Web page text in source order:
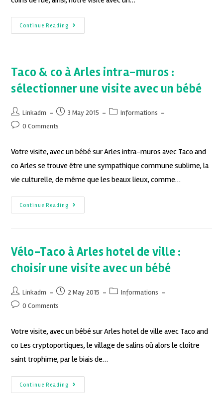
Continue Reading
Taco & co à Arles intra-muros :
sélectionner une visite avec un bébé
Linkadm 3 May 2015
Informations
0 Comments
Votre visite, avec un bébé sur Arles intra-muros avec Taco and
co Arles se trouve être une sympathique commune sublime, la
vie culturelle, de même que les beaux lieux, comme…
Continue Reading
Vélo-Taco à Arles hotel de ville :
choisir une visite avec un bébé
Linkadm 2 May 2015
Informations
0 Comments
Votre visite, avec un bébé sur Arles hotel de ville avec Taco and
co Les cryptoportiques, le village de salins où alors le cloître
saint trophime, par le biais de…
Continue Reading